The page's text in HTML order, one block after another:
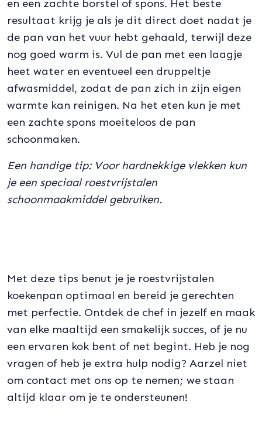
en een zachte borstel of spons. Het beste
resultaat krijg je als je dit direct doet nadat je
de pan van het vuur hebt gehaald, terwijl deze
nog goed warm is. Vul de pan met een laagje
heet water en eventueel een druppeltje
afwasmiddel, zodat de pan zich in zijn eigen
warmte kan reinigen. Na het eten kun je met
een zachte spons moeiteloos de pan
schoonmaken.
Een handige tip: Voor hardnekkige vlekken kun
je een speciaal roestvrijstalen
schoonmaakmiddel gebruiken.
Met deze tips benut je je roestvrijstalen
koekenpan optimaal en bereid je gerechten
met perfectie. Ontdek de chef in jezelf en maak
van elke maaltijd een smakelijk succes, of je nu
een ervaren kok bent of net begint. Heb je nog
vragen of heb je extra hulp nodig? Aarzel niet
om contact met ons op te nemen; we staan
altijd klaar om je te ondersteunen!